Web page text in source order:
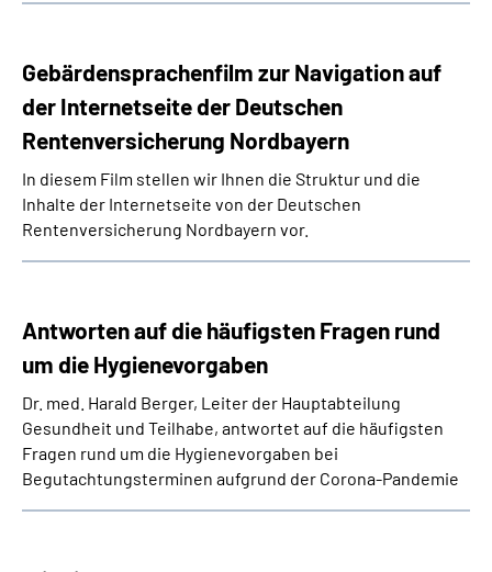
Gebärdensprachenfilm zur Navigation auf
der Internetseite der Deutschen
Rentenversicherung Nordbayern
In diesem Film stellen wir Ihnen die Struktur und die
Inhalte der Internetseite von der Deutschen
Rentenversicherung Nordbayern vor.
Antworten auf die häufigsten Fragen rund
um die Hygienevorgaben
Dr. med. Harald Berger, Leiter der Hauptabteilung
Gesundheit und Teilhabe, antwortet auf die häufigsten
Fragen rund um die Hygienevorgaben bei
Begutachtungsterminen aufgrund der Corona-Pandemie